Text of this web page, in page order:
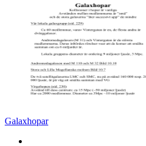
Galaxhopar